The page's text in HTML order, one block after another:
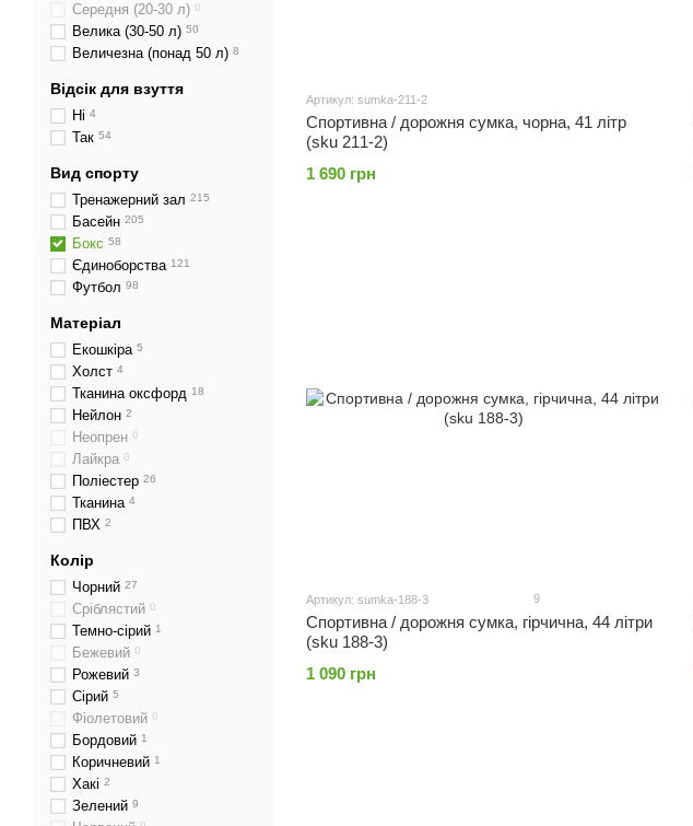
Артикул: sumka-211-2
Спортивна / дорожня сумка, чорна, 41 літр
(sku 211-2)
1 690 грн
Артикул: sumka-188-3 9
Спортивна / дорожня сумка, гірчична, 44 літри
(sku 188-3)
1 090 грн
Середня (20-30 л) 0
Велика (30-50 л) 50
Величезна (понад 50 л) 8
Відсік для взуття
Ні 4
Так 54
Вид спорту
Тренажерний зал 215
Басейн 205
Бокс 58
Єдиноборства 121
Футбол 98
Матеріал
Екошкіра 5
Холст 4
Тканина оксфорд 18
Нейлон 2
Неопрен 0
Лайкра 0
Поліестер 26
Тканина 4
ПВХ 2
Колір
Чорний 27
Сріблястий 0
Темно-сірий 1
Бежевий 0
Рожевий 3
Сірий 5
Фіолетовий 0
Бордовий 1
Коричневий 1
Хакі 2
Зелений 9